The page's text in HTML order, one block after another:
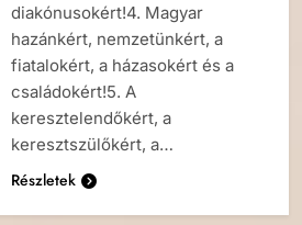
diakónusokért!4. Magyar
hazánkért, nemzetünkért, a
fiatalokért, a házasokért és a
családokért!5. A
keresztelendőkért, a
keresztszülőkért, a…
Részletek